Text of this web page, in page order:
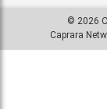
© 2026
Caprara